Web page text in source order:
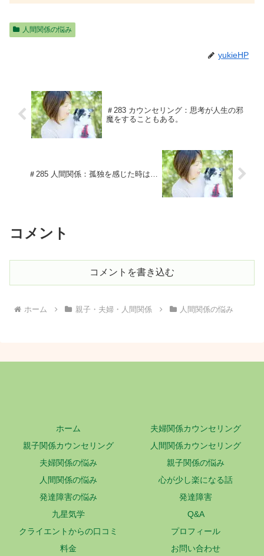
人間関係の悩み
yukieHP
＃283 カウンセリング：思考が人生の邪
魔をすることもある。
＃285 人間関係：孤独を感じた時は…
コメント
コメントを書き込む
ホーム 親子・夫婦・人間関係 人間関係の悩み
ホーム
夫婦関係カウンセリング
親子関係カウンセリング
人間関係カウンセリング
夫婦関係の悩み
親子関係の悩み
人間関係の悩み
心が少し楽になる話
発達障害の悩み
発達障害
九星気学
Q&A
クライエントからの口コミ
プロフィール
料金
お問い合わせ